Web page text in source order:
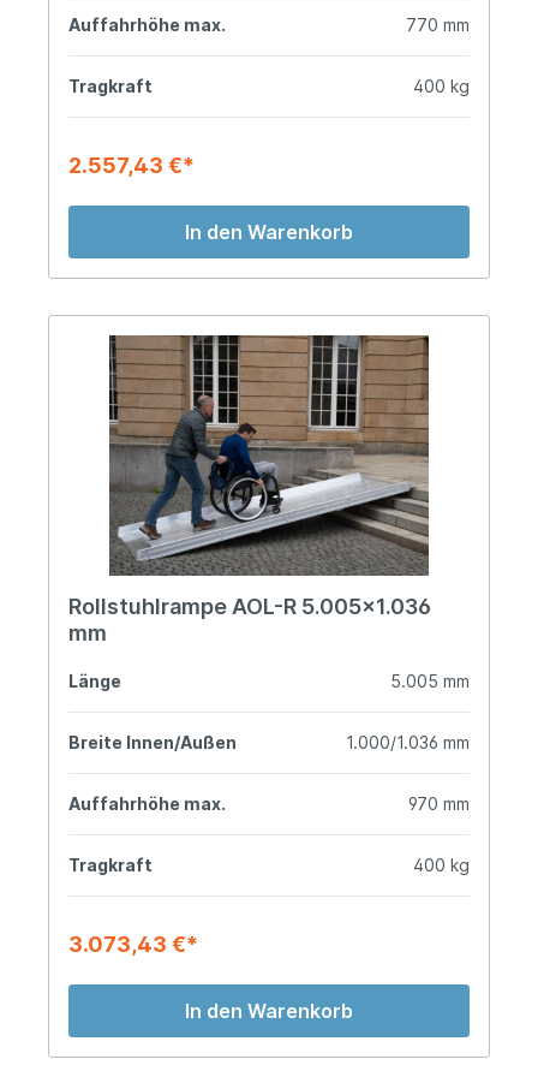
Auffahrhöhe max. 770 mm
Tragkraft 400 kg
2.557,43 €*
In den Warenkorb
Rollstuhlrampe AOL-R 5.005x1.036
mm
Länge 5.005 mm
Breite Innen/Außen 1.000/1.036 mm
Auffahrhöhe max. 970 mm
Tragkraft 400 kg
3.073,43 €*
In den Warenkorb